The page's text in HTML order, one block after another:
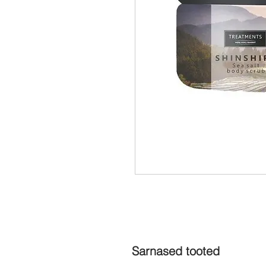
Sarnased tooted